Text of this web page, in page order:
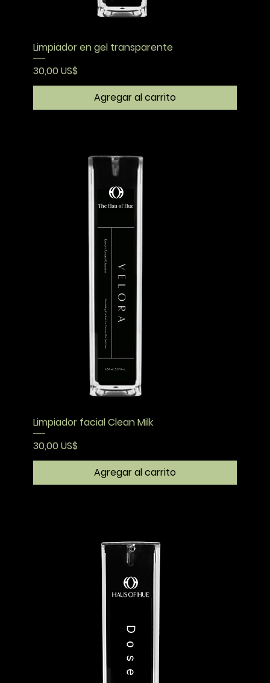
Limpiador en gel transparente
Precio
30,00 US$
Agregar al carrito
Limpiador facial Clean Milk
Precio
30,00 US$
Agregar al carrito